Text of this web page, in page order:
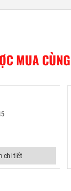
MUA CÙNG
chi tiết